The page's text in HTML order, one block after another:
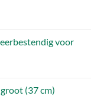
voor
(37 cm)